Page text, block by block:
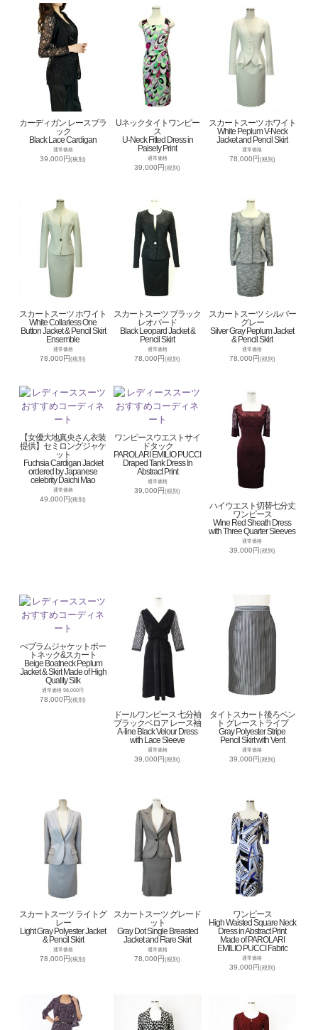
カーディガン レースブラ
ック
Black Lace Cardigan
通常価格
39,000円(税別)
Uネックタイトワンピー
ス
U-Neck Fitted Dress in
Paisely Print
通常価格
39,000円(税別)
スカートスーツ ホワイト
White Peplum V-Neck
Jacket and Pencil Skirt
通常価格
78,000円(税別)
スカートスーツ ホワイト
White Collarless One
Button Jacket & Pencil Skirt
Ensemble
通常価格
78,000円(税別)
スカートスーツ ブラック
レオパード
Black Leopard Jacket &
Pencil Skirt
通常価格
78,000円(税別)
スカートスーツ シルバー
グレー
Silver Gray Peplum Jacket
& Pencil Skirt
通常価格
78,000円(税別)
【女優大地真央さん衣装
提供】セミロングジャケ
ット
Fuchsia Cardigan Jacket
ordered by Japanese
celebrity Daichi Mao
通常価格
49,000円(税別)
ワンピースウエストサイ
ドタック
PAROLARI EMILIO PUCCI
Draped Tank Dress In
Abstract Print
通常価格
39,000円(税別)
ハイウエスト切替七分丈
ワンピース
Wine Red Sheath Dress
with Three Quarter Sleeves
通常価格
39,000円(税別)
ぺプラムジャケットボー
トネック&スカート
Beige Boatneck Peplum
Jacket & Skirt Made of High
Quality Silk
通常価格 98,000円
78,000円(税別)
ドールワンピース 七分袖
ブラックベロア レース袖
A-line Black Velour Dress
with Lace Sleeve
通常価格
39,000円(税別)
タイトスカート後ろベン
ト グレーストライプ
Gray Polyester Stripe
Pencil Skirt with Vent
通常価格
39,000円(税別)
スカートスーツ ライトグ
レー
Light Gray Polyester Jacket
& Pencil Skirt
通常価格
78,000円(税別)
スカートスーツ グレード
ット
Gray Dot Single Breasted
Jacket and Flare Skirt
通常価格
78,000円(税別)
ワンピース
High Waisted Square Neck
Dress in Abstract Print
Made of PAROLARI
EMILIO PUCCI Fabric
通常価格
39,000円(税別)